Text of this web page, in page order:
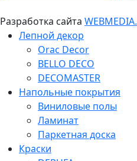
Разработка сайта WEBMEDIA.
Лепной декор
Orac Decor
BELLO DECO
DECOMASTER
Напольные покрытия
Виниловые полы
Ламинат
Паркетная доска
Краски